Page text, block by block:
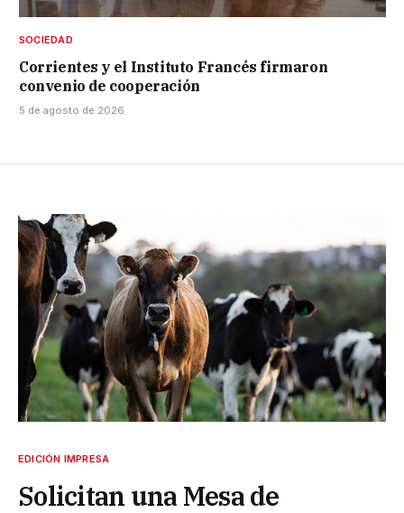
SOCIEDAD
Corrientes y el Instituto Francés firmaron
convenio de cooperación
5 de agosto de 2026
EDICIÓN IMPRESA
Solicitan una Mesa de